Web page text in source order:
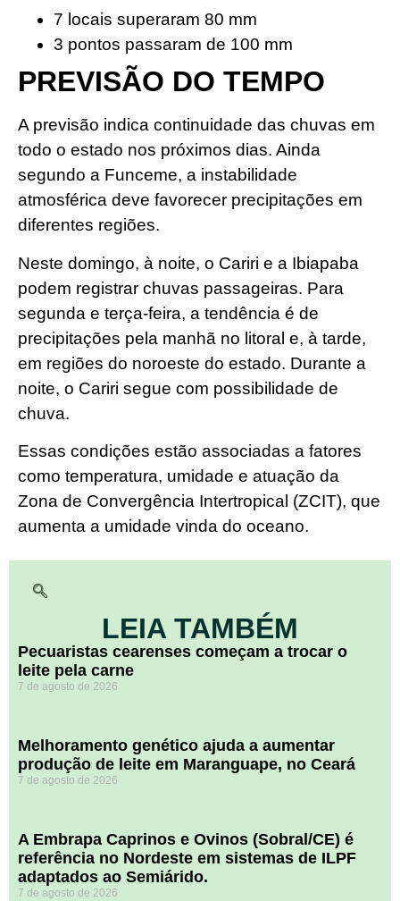
7 locais superaram 80 mm
3 pontos passaram de 100 mm
PREVISÃO DO TEMPO
A previsão indica continuidade das chuvas em
todo o estado nos próximos dias. Ainda
segundo a Funceme, a instabilidade
atmosférica deve favorecer precipitações em
diferentes regiões.
Neste domingo, à noite, o Cariri e a Ibiapaba
podem registrar chuvas passageiras. Para
segunda e terça-feira, a tendência é de
precipitações pela manhã no litoral e, à tarde,
em regiões do noroeste do estado. Durante a
noite, o Cariri segue com possibilidade de
chuva.
Essas condições estão associadas a fatores
como temperatura, umidade e atuação da
Zona de Convergência Intertropical (ZCIT), que
aumenta a umidade vinda do oceano.
LEIA TAMBÉM
Pecuaristas cearenses começam a trocar o
leite pela carne
7 de agosto de 2026
Melhoramento genético ajuda a aumentar
produção de leite em Maranguape, no Ceará
7 de agosto de 2026
A Embrapa Caprinos e Ovinos (Sobral/CE) é
referência no Nordeste em sistemas de ILPF
adaptados ao Semiárido.
7 de agosto de 2026